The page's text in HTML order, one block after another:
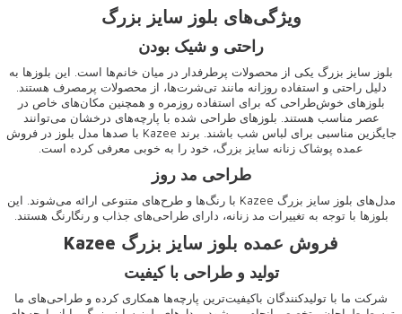
ویژگی‌های بلوز سایز بزرگ
راحتی و شیک بودن
بلوز سایز بزرگ یکی از محصولات پرطرفدار در میان خانم‌ها است. این بلوزها به
دلیل راحتی و استفاده روزانه مانند تی‌شرت‌ها، از محصولات پرمصرف هستند.
بلوزهای خوش‌طراحی که برای استفاده روزمره و همچنین مکان‌های خاص در
عصر مناسب هستند. بلوزهای طراحی شده با پارچه‌های درخشان می‌توانند
جایگزین مناسبی برای لباس شب باشند. برند Kazee با صدها مدل بلوز در فروش
عمده پوشاک زنانه سایز بزرگ، خود را به خوبی معرفی کرده است.
طراحی مد روز
مدل‌های بلوز سایز بزرگ Kazee با رنگ‌ها و طرح‌های متنوعی ارائه می‌شوند. این
بلوزها با توجه به تغییرات مد زنانه، دارای طراحی‌های جذاب و رنگارنگ هستند.
فروش عمده بلوز سایز بزرگ Kazee
تولید و طراحی با کیفیت
شرکت ما با تولیدکنندگان باکیفیت‌ترین پارچه‌ها همکاری کرده و طراحی‌های ما